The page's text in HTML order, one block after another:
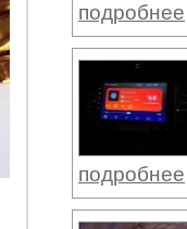
подробнее
подробнее